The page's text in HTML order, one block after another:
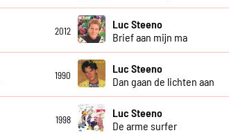
2012
Luc Steeno
Brief aan mijn ma
1990
Luc Steeno
Dan gaan de lichten aan
1998
Luc Steeno
De arme surfer